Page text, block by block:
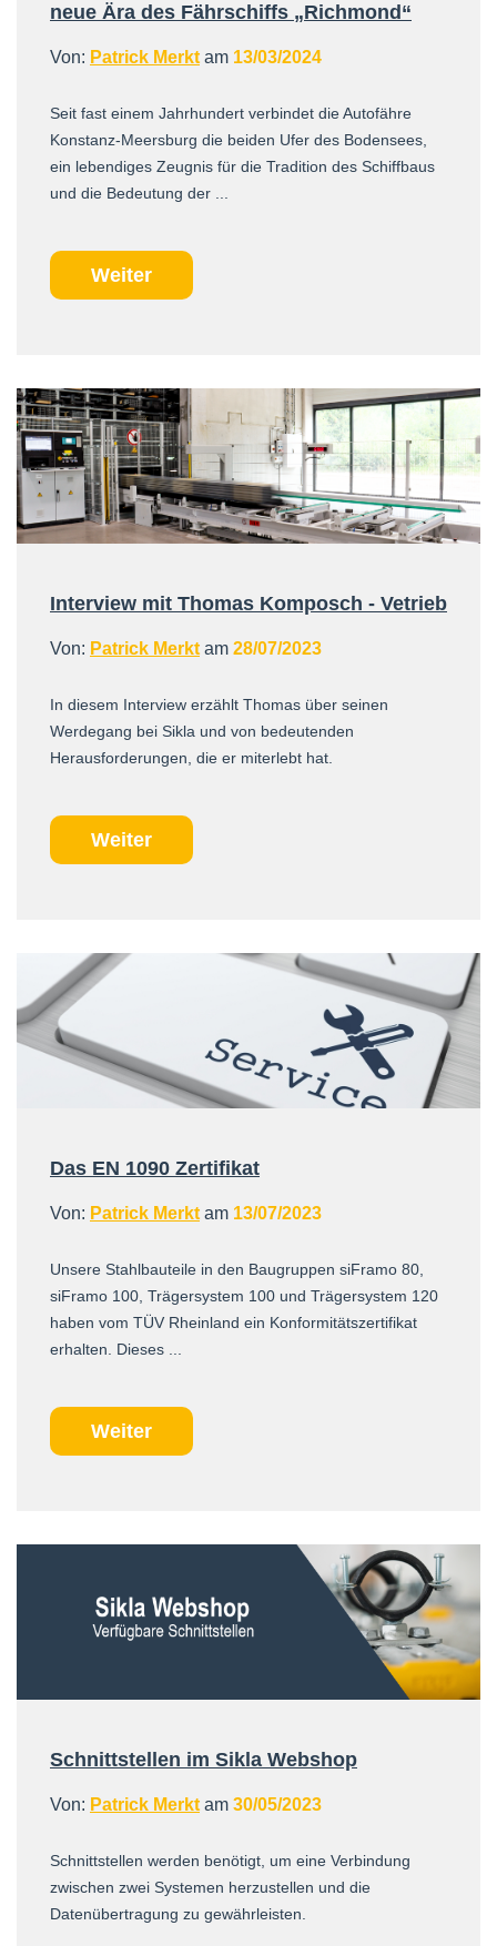
neue Ära des Fährschiffs „Richmond“
Von: Patrick Merkt am 13/03/2024
Seit fast einem Jahrhundert verbindet die Autofähre
Konstanz-Meersburg die beiden Ufer des Bodensees,
ein lebendiges Zeugnis für die Tradition des Schiffbaus
und die Bedeutung der ...
Weiter
Interview mit Thomas Komposch - Vetrieb
Von: Patrick Merkt am 28/07/2023
In diesem Interview erzählt Thomas über seinen
Werdegang bei Sikla und von bedeutenden
Herausforderungen, die er miterlebt hat.
Weiter
Das EN 1090 Zertifikat
Von: Patrick Merkt am 13/07/2023
Unsere Stahlbauteile in den Baugruppen siFramo 80,
siFramo 100, Trägersystem 100 und Trägersystem 120
haben vom TÜV Rheinland ein Konformitätszertifikat
erhalten. Dieses ...
Weiter
Schnittstellen im Sikla Webshop
Von: Patrick Merkt am 30/05/2023
Schnittstellen werden benötigt, um eine Verbindung
zwischen zwei Systemen herzustellen und die
Datenübertragung zu gewährleisten.